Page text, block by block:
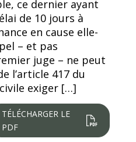
ce dernier ayant
de 10 jours à
en cause elle-
– et pas
juge – ne peut
l’article 417 du
exiger […]
TÉLÉCHARGER LE
PDF